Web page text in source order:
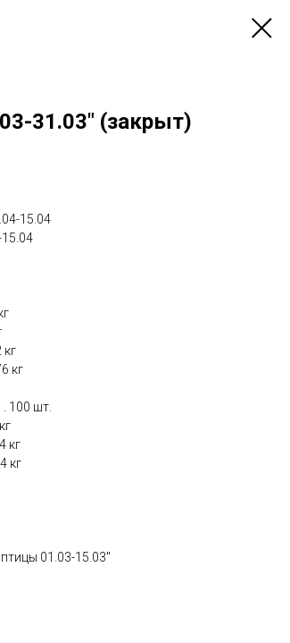
31.03" (закрыт)
15.04
кг
кг
100 шт.
кг
кг
01.03-15.03"